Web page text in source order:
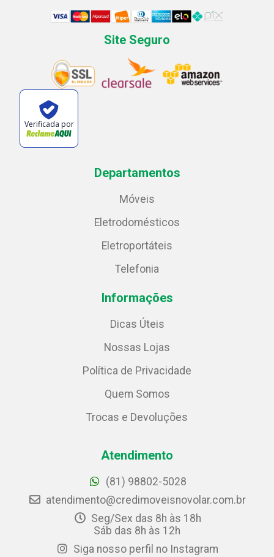
Site Seguro
Verificada por
Departamentos
Móveis
Eletrodomésticos
Eletroportáteis
Telefonia
Informações
Dicas Úteis
Nossas Lojas
Política de Privacidade
Quem Somos
Trocas e Devoluções
Atendimento
(81) 98802-5028
atendimento@credimoveisnovolar.com.br
Seg/Sex das 8h às 18h
Sáb das 8h às 12h
Siga nosso perfil no Instagram